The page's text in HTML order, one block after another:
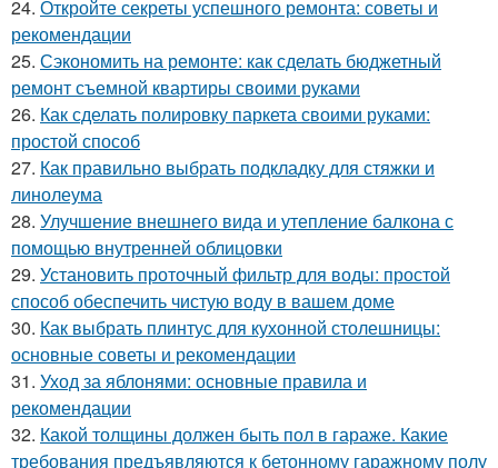
24. Откройте секреты успешного ремонта: советы и
рекомендации
25. Сэкономить на ремонте: как сделать бюджетный
ремонт съемной квартиры своими руками
26. Как сделать полировку паркета своими руками:
простой способ
27. Как правильно выбрать подкладку для стяжки и
линолеума
28. Улучшение внешнего вида и утепление балкона с
помощью внутренней облицовки
29. Установить проточный фильтр для воды: простой
способ обеспечить чистую воду в вашем доме
30. Как выбрать плинтус для кухонной столешницы:
основные советы и рекомендации
31. Уход за яблонями: основные правила и
рекомендации
32. Какой толщины должен быть пол в гараже. Какие
требования предъявляются к бетонному гаражному полу